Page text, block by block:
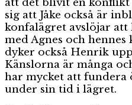
att det blivit en konflikt
sig att Jåke också är
konfalägret avslöjar
med Agnes och
dyker också Henrik
Känslorna är många
har mycket att
under sin tid i lägret.